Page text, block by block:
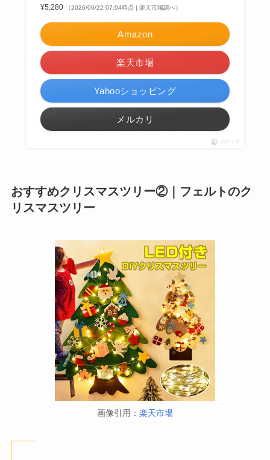
¥5,280
（2026/06/22 07:04時点 | 楽天市場調べ）
Amazon
楽天市場
Yahooショッピング
メルカリ
ポチップ
おすすめクリスマスツリー②｜フェルトのク
リスマスツリー
画像引用： 楽天市場